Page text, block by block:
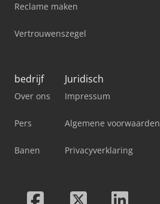
Reclame maken
Vertrouwenszegel
bedrijf
Over ons
Pers
Banen
Juridisch
Impressum
Algemene voorwaarden
Privacyverklaring